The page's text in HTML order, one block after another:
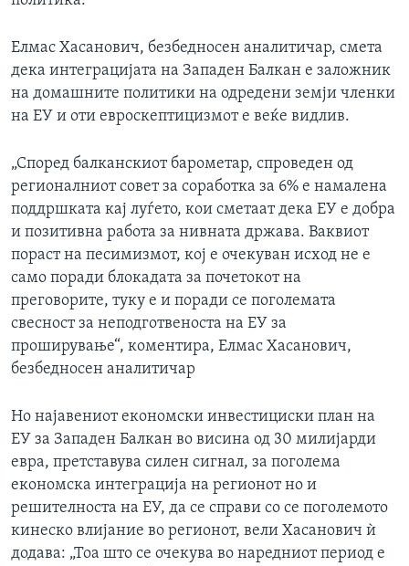
Елмас Хасанович, безбедносен аналитичар, смета
дека интеграцијата на Западен Балкан е заложник
на домашните политики на одредени земји членки
на ЕУ и оти евроскептицизмот е веќе видлив.
„Според балканскиот барометар, спроведен од
регионалниот совет за соработка за 6% е намалена
поддршката кај луѓето, кои сметаат дека ЕУ е добра
и позитивна работа за нивната држава. Ваквиот
пораст на песимизмот, кој е очекуван исход не е
само поради блокадата за почетокот на
преговорите, туку е и поради се поголемата
свесност за неподготвеноста на ЕУ за
проширување“, коментира, Елмас Хасанович,
безбедносен аналитичар
Но најавениот економски инвестициски план на
ЕУ за Западен Балкан во висина од 30 милијарди
евра, претставува силен сигнал, за поголема
економска интеграција на регионот но и
решителноста на ЕУ, да се справи со се поголемото
кинеско влијание во регионот, вели Хасанович ѝ
додава: „Тоа што се очекува во наредниот период е